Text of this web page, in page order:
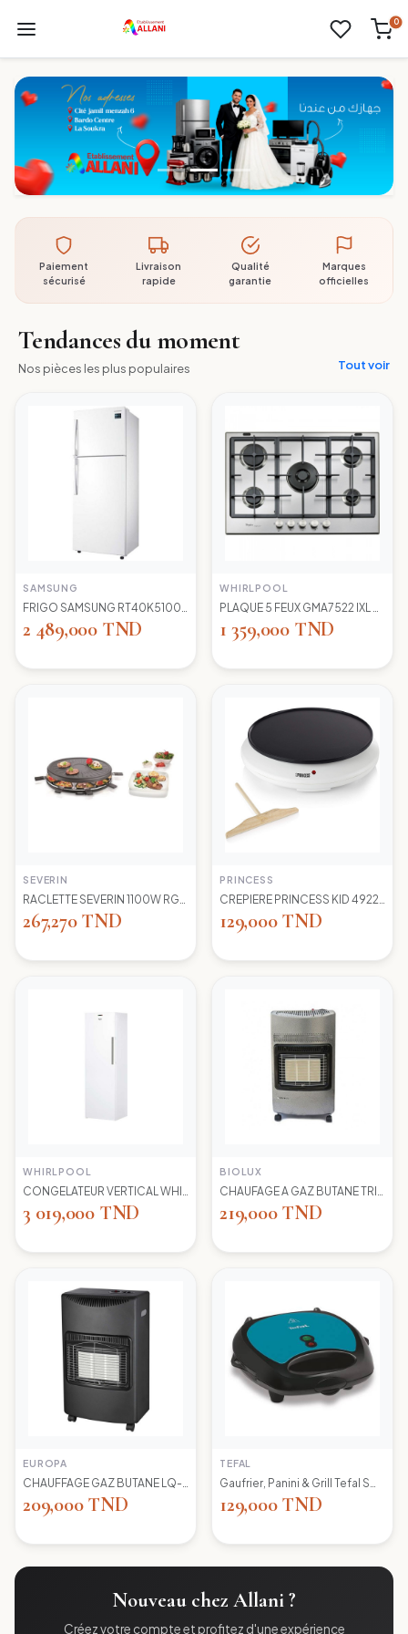
0
Paiement
sécurisé
Livraison
rapide
Qualité
garantie
Marques
officielles
Tendances du moment
Nos pièces les plus populaires Tout voir
SAMSUNG
2 489,000 TND
WHIRLPOOL
1 359,000 TND
SEVERIN
267,270 TND
PRINCESS
129,000 TND
WHIRLPOOL
3 019,000 TND
BIOLUX
219,000 TND
EUROPA
209,000 TND
TEFAL
129,000 TND
Nouveau chez Allani ?
Créez votre compte et profitez d'une expérience